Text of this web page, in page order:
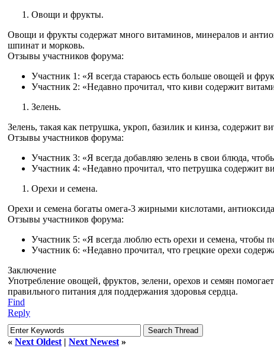
Овощи и фрукты.
Овощи и фрукты содержат много витаминов, минералов и
шпинат и морковь.
Отзывы участников форума:
Участник 1: «Я всегда стараюсь есть больше овощей и
Участник 2: «Недавно прочитал, что киви содержит
Зелень.
Зелень, такая как петрушка, укроп, базилик и кинза, содержит
Отзывы участников форума:
Участник 3: «Я всегда добавляю зелень в свои блюда,
Участник 4: «Недавно прочитал, что петрушка содержит
Орехи и семена.
Орехи и семена богаты омега-3 жирными кислотами,
Отзывы участников форума:
Участник 5: «Я всегда люблю есть орехи и семена, чтобы
Участник 6: «Недавно прочитал, что грецкие орехи
Заключение
Употребление овощей, фруктов, зелени, орехов и семян
правильного питания для поддержания здоровья сердца.
Find
Reply
« Next Oldest | Next Newest »